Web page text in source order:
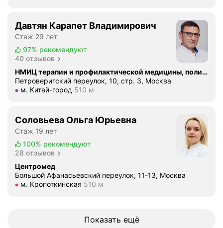
Давтян Карапет Владимирович
Стаж 29 лет
97% рекомендуют
40 отзывов
НМИЦ терапии и профилактической медицины, поликлиника
Петроверигский переулок, 10, стр. 3, Москва
Метро м. Китай-город Расстояние 510 м
м. Китай-город 510 м
Соловьева Ольга Юрьевна
Стаж 19 лет
100% рекомендуют
28 отзывов
Центромед
Большой Афанасьевский переулок, 11-13, Москва
Метро м. Кропоткинская Расстояние 510 м
м. Кропоткинская 510 м
Показать ещё